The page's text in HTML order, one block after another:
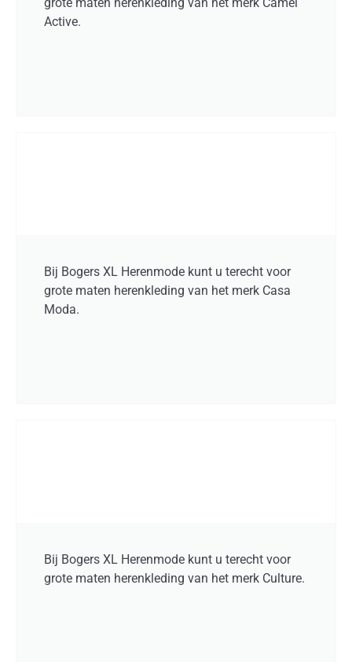
grote maten herenkleding van het merk Camel
Active.
Bij Bogers XL Herenmode kunt u terecht voor
grote maten herenkleding van het merk Casa
Moda.
Bij Bogers XL Herenmode kunt u terecht voor
grote maten herenkleding van het merk Culture.